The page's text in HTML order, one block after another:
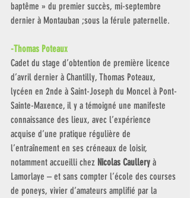
baptême » du premier succès, mi-septembre
dernier à Montauban ;sous la férule paternelle.
-Thomas Poteaux
Cadet du stage d’obtention de première licence
d’avril dernier à Chantilly, Thomas Poteaux,
lycéen en 2nde à Saint-Joseph du Moncel à Pont-
Sainte-Maxence, il y a témoigné une manifeste
connaissance des lieux, avec l’expérience
acquise d’une pratique régulière de
l’entraînement en ses créneaux de loisir,
notamment accueilli chez Nicolas Caullery à
Lamorlaye – et sans compter l’école des courses
de poneys, vivier d’amateurs amplifié par la